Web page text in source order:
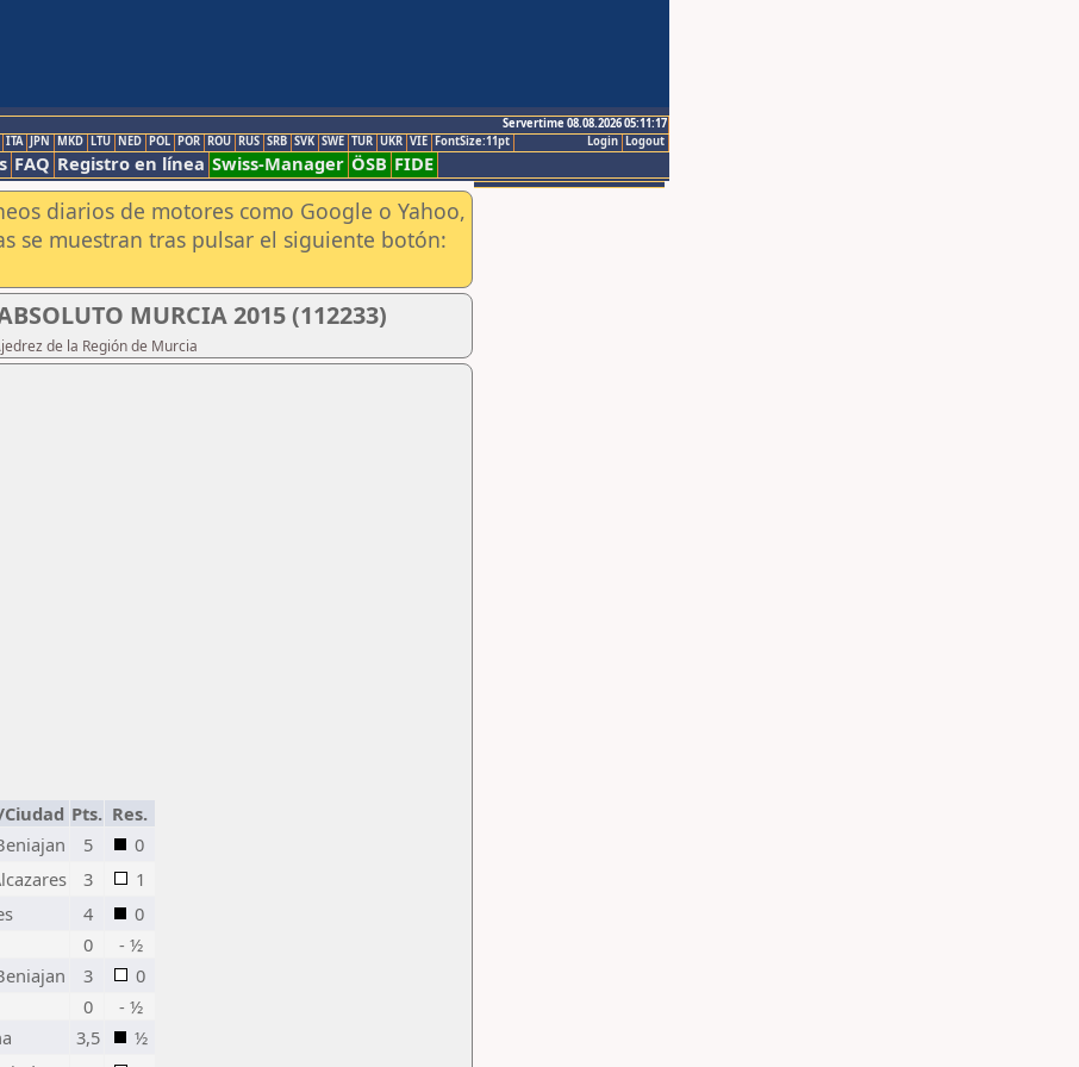
Servertime 08.08.2026 05:11:17
Logout
Login
ITA JPN MKD LTU NED POL POR ROU RUS SRB SVK SWE TUR UKR VIE FontSize:11pt
FAQ Registro en línea Swiss-Manager ÖSB FIDE
diarios de motores como Google o Yahoo,
se muestran tras pulsar el siguiente botón:
MURCIA 2015 (112233)
de la Región de Murcia
Pts. Res.
5
0
3
1
4
0
0
- ½
3
0
0
- ½
3,5
½